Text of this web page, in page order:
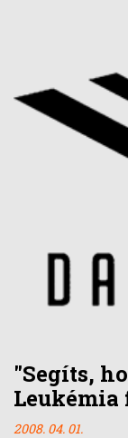
"Segíts,
Leukémia
2008. 04. 01.